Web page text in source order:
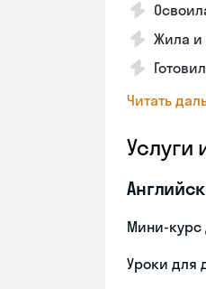
Жила и
Читать
Услуги
Мини-курс
Уроки для